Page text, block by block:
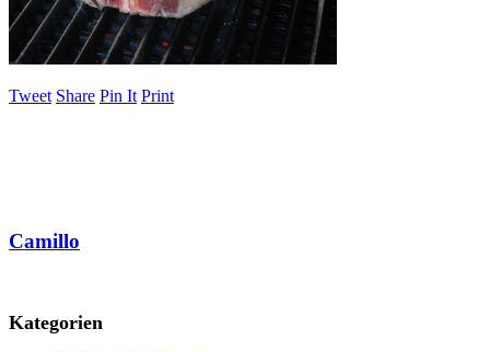
Tweet Share Pin It Print
Camillo
Kategorien